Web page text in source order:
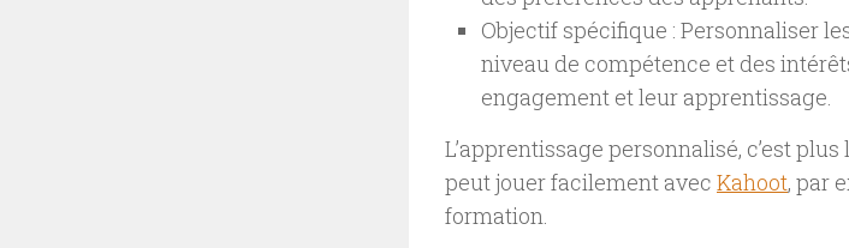
Objectif spécifique : Personnaliser
niveau de compétence et des
engagement et leur apprentissage.
L’apprentissage personnalisé, c’est
peut jouer facilement avec Kahoot, par
formation.